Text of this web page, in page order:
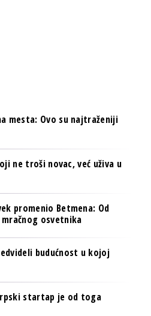
mesta: Ovo su najtraženiji
ne troši novac, već uživa u
promenio Betmena: Od
osvetnika
budućnost u kojoj
startap je od toga